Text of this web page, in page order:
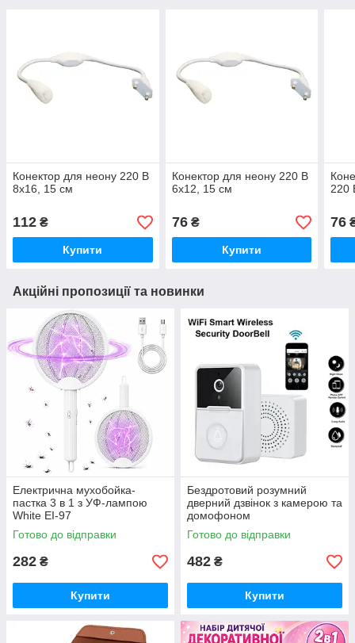
Конектор для неону 220 В
8х16, 15 см
112 ₴
Купити
Конектор для неону 220 В
6х12, 15 см
76₴
Купити
220
76
Акційні пропозиції та новинки
Електрична мухобойка-
пастка 3 в 1 з УФ-лампою
White EI-97
Готово до відправки
282 ₴
Купити
Бездротовий розумний
дверний дзвінок з камерою та
домофоном
водонепроникний AE-50
Готово до відправки
482 ₴
Купити